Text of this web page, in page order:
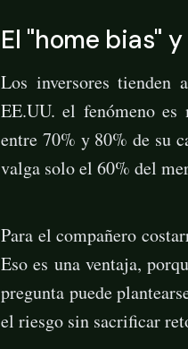
El "home bias"
Los inversores tienden
EE.UU. el fenómeno es
entre 70% y 80% de su
valga solo el 60% del
Para el compañero
Eso es una ventaja,
pregunta puede
el riesgo sin sacrificar